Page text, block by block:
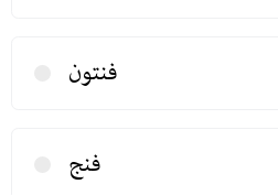
فنتون
فنج